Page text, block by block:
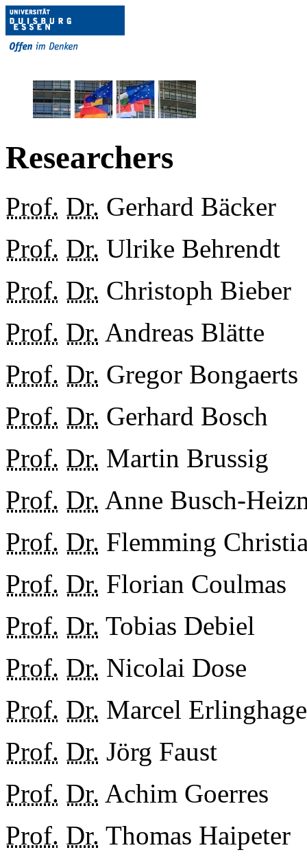
Researchers
Prof. Dr. Gerhard Bäcker
Prof. Dr. Ulrike Behrendt
Prof. Dr. Christoph Bieber
Prof. Dr. Andreas Blätte
Prof. Dr. Gregor Bongaerts
Prof. Dr. Gerhard Bosch
Prof. Dr. Martin Brussig
Prof. Dr. Anne Busch-
Prof. Dr. Flemming
Prof. Dr. Florian Coulmas
Prof. Dr. Tobias Debiel
Prof. Dr. Nicolai Dose
Prof. Dr. Marcel
Prof. Dr. Jörg Faust
Prof. Dr. Achim Goerres
Prof. Dr. Thomas Haipeter